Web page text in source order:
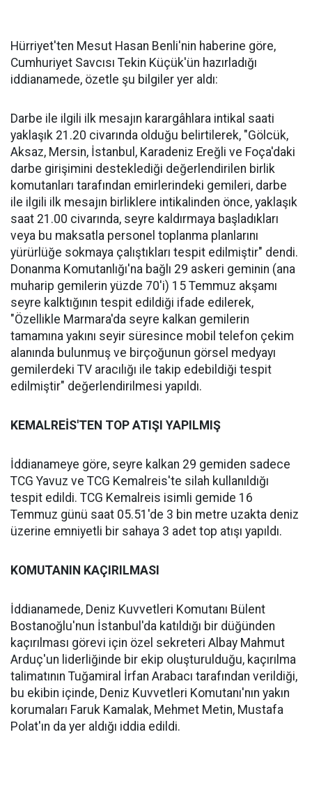
Hürriyet'ten Mesut Hasan Benli'nin haberine göre,
Cumhuriyet Savcısı Tekin Küçük'ün hazırladığı
iddianamede, özetle şu bilgiler yer aldı:
Darbe ile ilgili ilk mesajın karargâhlara intikal saati
yaklaşık 21.20 civarında olduğu belirtilerek, "Gölcük,
Aksaz, Mersin, İstanbul, Karadeniz Ereğli ve Foça'daki
darbe girişimini desteklediği değerlendirilen birlik
komutanları tarafından emirlerindeki gemileri, darbe
ile ilgili ilk mesajın birliklere intikalinden önce, yaklaşık
saat 21.00 civarında, seyre kaldırmaya başladıkları
veya bu maksatla personel toplanma planlarını
yürürlüğe sokmaya çalıştıkları tespit edilmiştir" dendi.
Donanma Komutanlığı'na bağlı 29 askeri geminin (ana
muharip gemilerin yüzde 70'i) 15 Temmuz akşamı
seyre kalktığının tespit edildiği ifade edilerek,
"Özellikle Marmara'da seyre kalkan gemilerin
tamamına yakını seyir süresince mobil telefon çekim
alanında bulunmuş ve birçoğunun görsel medyayı
gemilerdeki TV aracılığı ile takip edebildiği tespit
edilmiştir" değerlendirilmesi yapıldı.
KEMALREİS'TEN TOP ATIŞI YAPILMIŞ
İddianameye göre, seyre kalkan 29 gemiden sadece
TCG Yavuz ve TCG Kemalreis'te silah kullanıldığı
tespit edildi. TCG Kemalreis isimli gemide 16
Temmuz günü saat 05.51'de 3 bin metre uzakta deniz
üzerine emniyetli bir sahaya 3 adet top atışı yapıldı.
KOMUTANIN KAÇIRILMASI
İddianamede, Deniz Kuvvetleri Komutanı Bülent
Bostanoğlu'nun İstanbul'da katıldığı bir düğünden
kaçırılması görevi için özel sekreteri Albay Mahmut
Arduç'un liderliğinde bir ekip oluşturulduğu, kaçırılma
talimatının Tuğamiral İrfan Arabacı tarafından verildiği,
bu ekibin içinde, Deniz Kuvvetleri Komutanı'nın yakın
korumaları Faruk Kamalak, Mehmet Metin, Mustafa
Polat'ın da yer aldığı iddia edildi.